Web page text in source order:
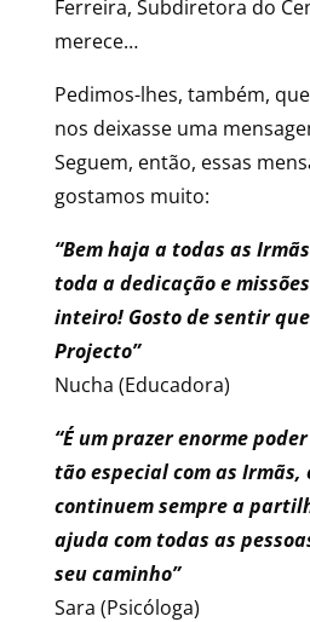
Ferreira, Subdiretora do
merece…
Pedimos-lhes, também,
nos deixasse uma
Seguem, então, essas
gostamos muito:
“Bem haja a todas as
toda a dedicação e
inteiro! Gosto de sentir
Projecto”
Nucha (Educadora)
“É um prazer enorme
tão especial com as Irmãs,
continuem sempre a
ajuda com todas as
seu caminho”
Sara (Psicóloga)